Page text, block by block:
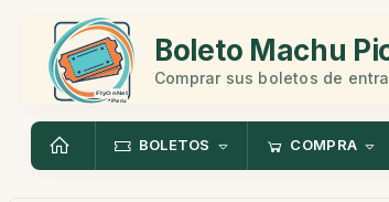
Boleto Machu
Comprar sus boletos de
BOLETOS COMPRA